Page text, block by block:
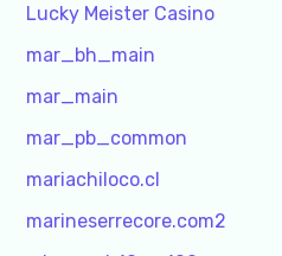
Lucky Meister Casino
mar_bh_main
mar_main
mar_pb_common
mariachiloco.cl
marineserrecore.com2